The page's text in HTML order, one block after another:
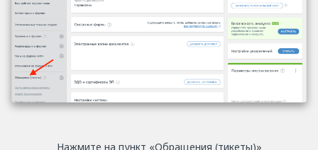
Нажмите на пункт «Обращения (тикеты)»